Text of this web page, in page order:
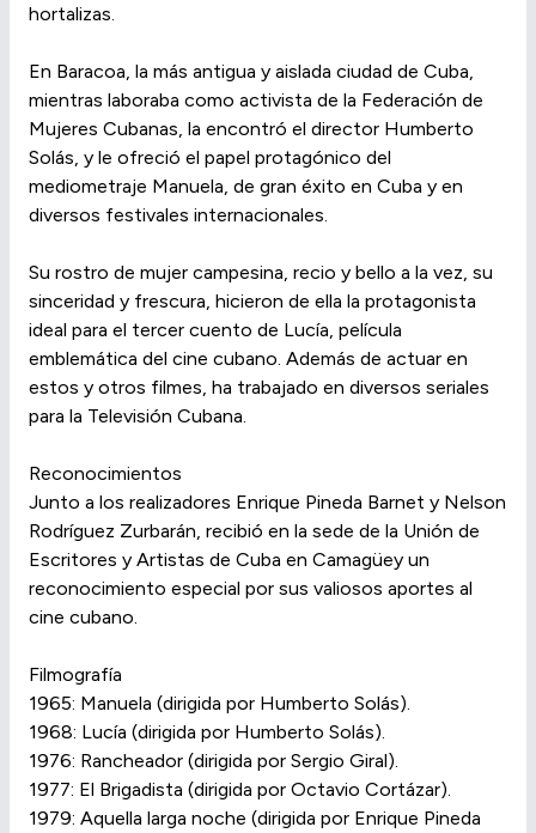
hortalizas.
En Baracoa, la más antigua y aislada ciudad de Cuba,
mientras laboraba como activista de la Federación de
Mujeres Cubanas, la encontró el director Humberto
Solás, y le ofreció el papel protagónico del
mediometraje Manuela, de gran éxito en Cuba y en
diversos festivales internacionales.
Su rostro de mujer campesina, recio y bello a la vez, su
sinceridad y frescura, hicieron de ella la protagonista
ideal para el tercer cuento de Lucía, película
emblemática del cine cubano. Además de actuar en
estos y otros filmes, ha trabajado en diversos seriales
para la Televisión Cubana.
Reconocimientos
Junto a los realizadores Enrique Pineda Barnet y Nelson
Rodríguez Zurbarán, recibió en la sede de la Unión de
Escritores y Artistas de Cuba en Camagüey un
reconocimiento especial por sus valiosos aportes al
cine cubano.
Filmografía
1965: Manuela (dirigida por Humberto Solás).
1968: Lucía (dirigida por Humberto Solás).
1976: Rancheador (dirigida por Sergio Giral).
1977: El Brigadista (dirigida por Octavio Cortázar).
1979: Aquella larga noche (dirigida por Enrique Pineda